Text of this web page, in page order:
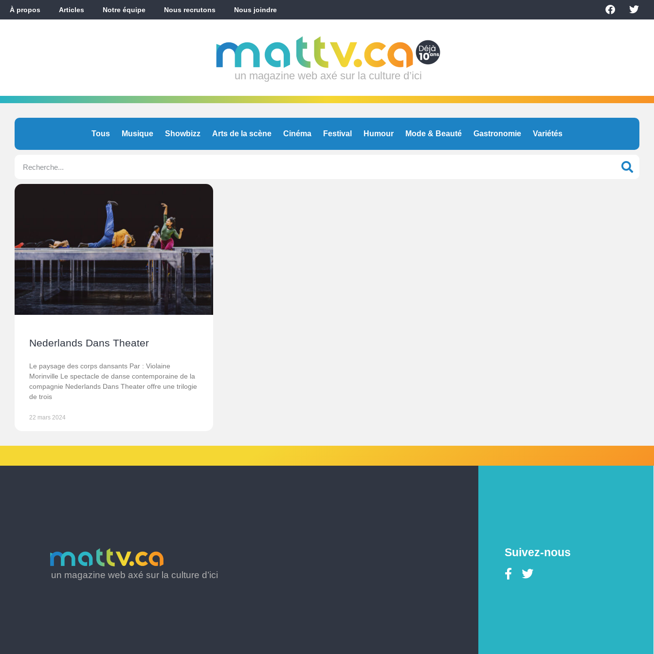
À propos Articles Notre équipe Nous recrutons Nous joindre
un magazine web axé sur la culture d’ici
Tous Musique Showbizz Arts de la scène Cinéma Festival Humour Mode & Beauté Gastronomie Variétés
Nederlands Dans Theater
Le paysage des corps dansants Par : Violaine
Morinville Le spectacle de danse contemporaine de la
compagnie Nederlands Dans Theater offre une trilogie
de trois
22 mars 2024
un magazine web axé sur la culture d’ici
Suivez-nous